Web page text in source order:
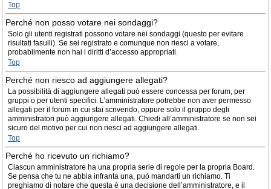
Top
Perché non posso votare nei sondaggi?
Solo gli utenti registrati possono votare nei sondaggi (questo per evitare
risultati fasulli). Se sei registrato e comunque non riesci a votare,
probabilmente non hai i diritti d’accesso appropriati.
Top
Perché non riesco ad aggiungere allegati?
La possibilità di aggiungere allegati può essere concessa per forum, per
gruppi o per utenti specifici. L’amministratore potrebbe non aver permesso
allegati per il forum in cui stai scrivendo, oppure solo il gruppo degli
amministratori può aggiungere allegati. Chiedi all’amministratore se non sei
sicuro del motivo per cui non riesci ad aggiungere allegati.
Top
Perché ho ricevuto un richiamo?
Ciascun amministratore ha una propria serie di regole per la propria Board.
Se pensa che tu ne abbia infranta una, può mandarti un richiamo. Ti
preghiamo di notare che questa è una decisione dell’amministratore, e il